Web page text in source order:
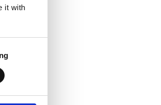
it with